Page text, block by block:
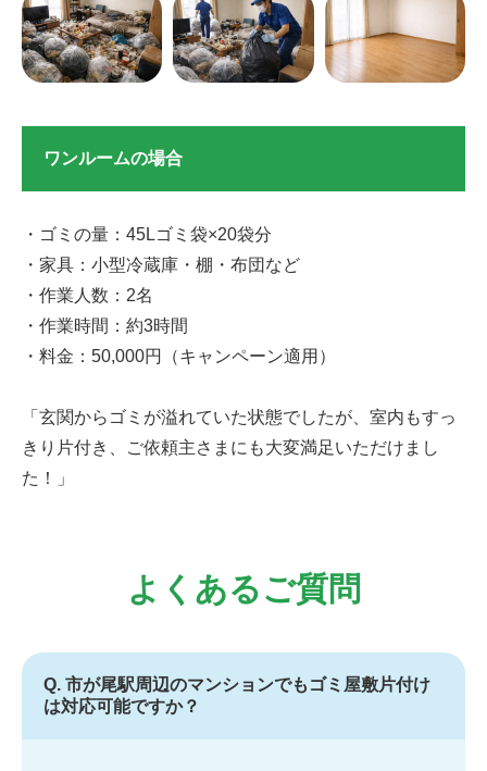
ワンルームの場合
・ゴミの量：45Lゴミ袋×20袋分
・家具：小型冷蔵庫・棚・布団など
・作業人数：2名
・作業時間：約3時間
・料金：50,000円（キャンペーン適用）
「玄関からゴミが溢れていた状態でしたが、室内もすっ
きり片付き、ご依頼主さまにも大変満足いただけまし
た！」
よくあるご質問
Q. 市が尾駅周辺のマンションでもゴミ屋敷片付け
は対応可能ですか？